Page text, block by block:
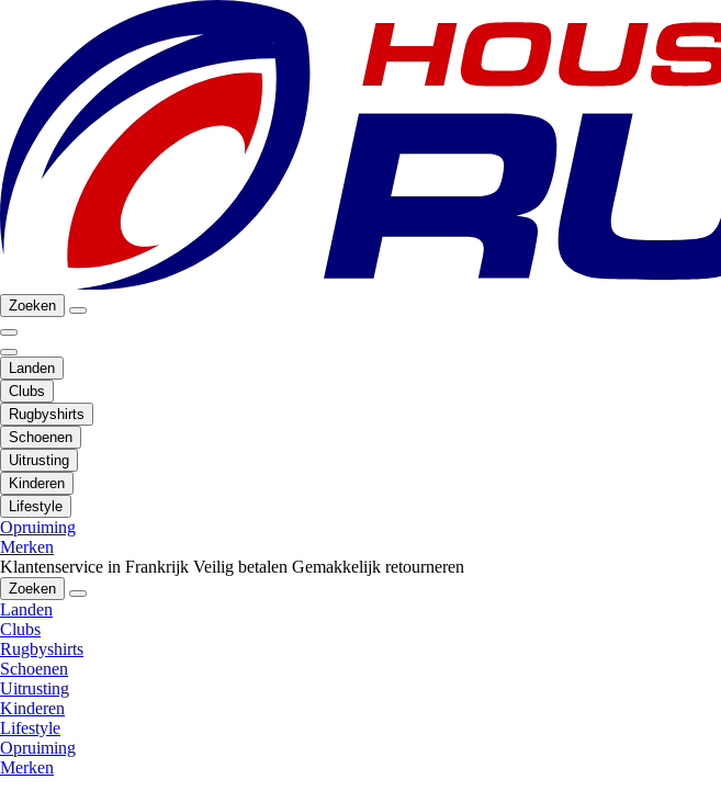
Zoeken
Landen
Clubs
Rugbyshirts
Schoenen
Uitrusting
Kinderen
Lifestyle
Opruiming
Merken
Klantenservice in Frankrijk Veilig betalen Gemakkelijk retourneren
Zoeken
Landen
Clubs
Rugbyshirts
Schoenen
Uitrusting
Kinderen
Lifestyle
Opruiming
Merken